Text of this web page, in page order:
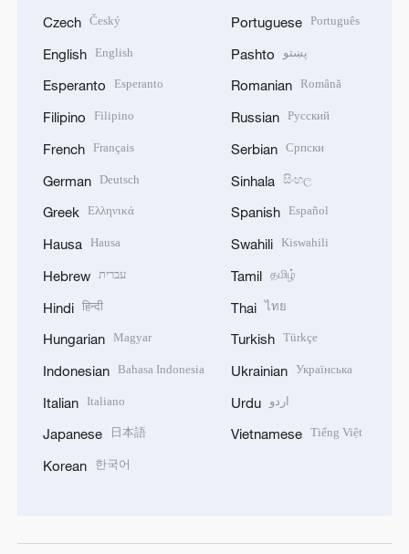
Czech Český
English English
Esperanto Esperanto
Filipino Filipino
French Français
German Deutsch
Greek Ελληνικά
Hausa Hausa
Hebrew עברית
Hindi हिन्दी
Hungarian Magyar
Indonesian Bahasa Indonesia
Italian Italiano
Japanese 日本語
Korean 한국어
Portuguese Português
Pashto پښتو
Romanian Română
Russian Русский
Serbian Српски
Sinhala සිංහල
Spanish Español
Swahili Kiswahili
Tamil தமிழ்
Thai ไทย
Turkish Türkçe
Ukrainian Українська
Urdu اردو
Vietnamese Tiếng Việt